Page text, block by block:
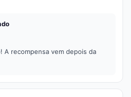
A recompensa vem depois da